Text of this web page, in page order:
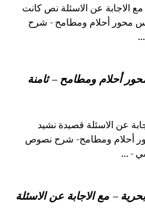
الاجابة عن الاسئلة نص كانت
المحور 5 الخامس محور أحلام ومطامح - شرح
أحلام ومطامح – ثامنة
عن الاسئلة قصيدة نشيد
الخامس محور أحلام ومطامح- شرح نصوص
– مع الاجابة عن الاسئلة